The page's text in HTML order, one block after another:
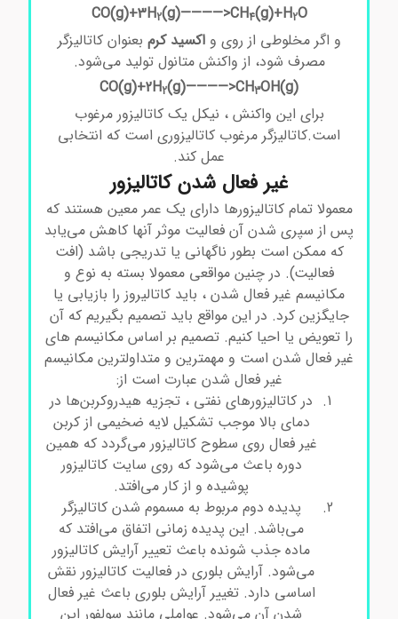
CO(g)+3H2(g)————>CH4(g)+H
و اگر مخلوطی از روی واکسید کرمبعنوان کاتالیزگر
مصرف شود، از واکنش متانول تولید می‌شود.
2(g)————>CH3OH(g
برای این واکنش ، نیکل یک کاتالیزور مرغوب
است.کاتالیزگر مرغوب کاتالیزوری است که انتخابی
عمل کند.
غیر فعال شدن کاتالیزور
معمولا تمام کاتالیزورها دارای یک عمر معین هستند که
پس از سپری شدن آن فعالیت موثر آنها کاهش می‌یابد
که ممکن است بطور ناگهانی یا تدریجی باشد (افت
فعالیت). در چنین مواقعی معمولا بسته به نوع و
مکانیسم غیر فعال شدن ، باید کاتالیروز را بازیابی یا
جایگزین کرد. در این مواقع باید تصمیم بگیریم که آن
را تعویض یا احیا کنیم. تصمیم بر اساس مکانیسم های
غیر فعال شدن است و مهمترین و متداولترین مکانیسم
غیر فعال شدن عبارت است از:
در کاتالیزورهای نفتی ، تجزیه هیدروکربن‌ها در
دمای بالا موجب تشکیل لایه ضخیمی از کربن
غیر فعال روی سطوح کاتالیزور می‌گردد که همین
دوره باعث می‌شود که روی سایت کاتالیزور
پوشیده و از کار می‌افتد.
پدیده دوم مربوط به مسموم شدن کاتالیزگر
می‌باشد. این پدیده زمانی اتفاق می‌افتد که
ماده جذب شونده باعث تعییر آرایش کاتالیزور
می‌شود. آرایش بلوری در فعالیت کاتالیزور نقش
اساسی دارد. تغییر آرایش بلوری باعث غیر فعال
شدن آن می‌شود. عواملی مانند سولفور این